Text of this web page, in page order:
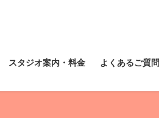
スタジオ案内・料金 よくあるご質問